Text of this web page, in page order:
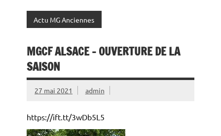
Actu MG Anciennes
MGCF ALSACE – OUVERTURE DE LA
SAISON
27 mai 2021 admin
https://ift.tt/3wDb5L5